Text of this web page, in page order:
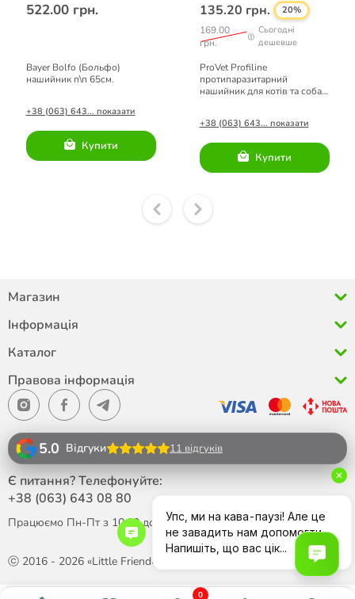
0
522.00 грн.
Bayer Bolfo (Больфо)
нашийник п\п 65см.
+38 (063) 643... показати
Купити
135.20 грн. 20%
169.00
грн.
Сьогодні
дешевше
ProVet Profiline
протипаразитарний
нашийник для котів та собак
+38 (063) 643... показати
Купити
Магазин
Інформація
Каталог
Правова інформація
ⓒ 2016 - 2026 «Little Friend»
5.0 Відгуки 11 відгуків
Є питання? Телефонуйте:
+38 (063) 643 08 80
Працюємо Пн-Пт з 10:00 до 18:00